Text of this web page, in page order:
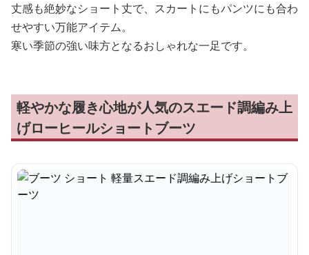
丈感も絶妙なショート丈で、スカートにもパンツにも合わ
せやすい万能アイテム。
寒い季節の強い味方となるおしゃれな一足です。
軽やかな履き心地が人気のスエード調編み上
げローヒールショートブーツ